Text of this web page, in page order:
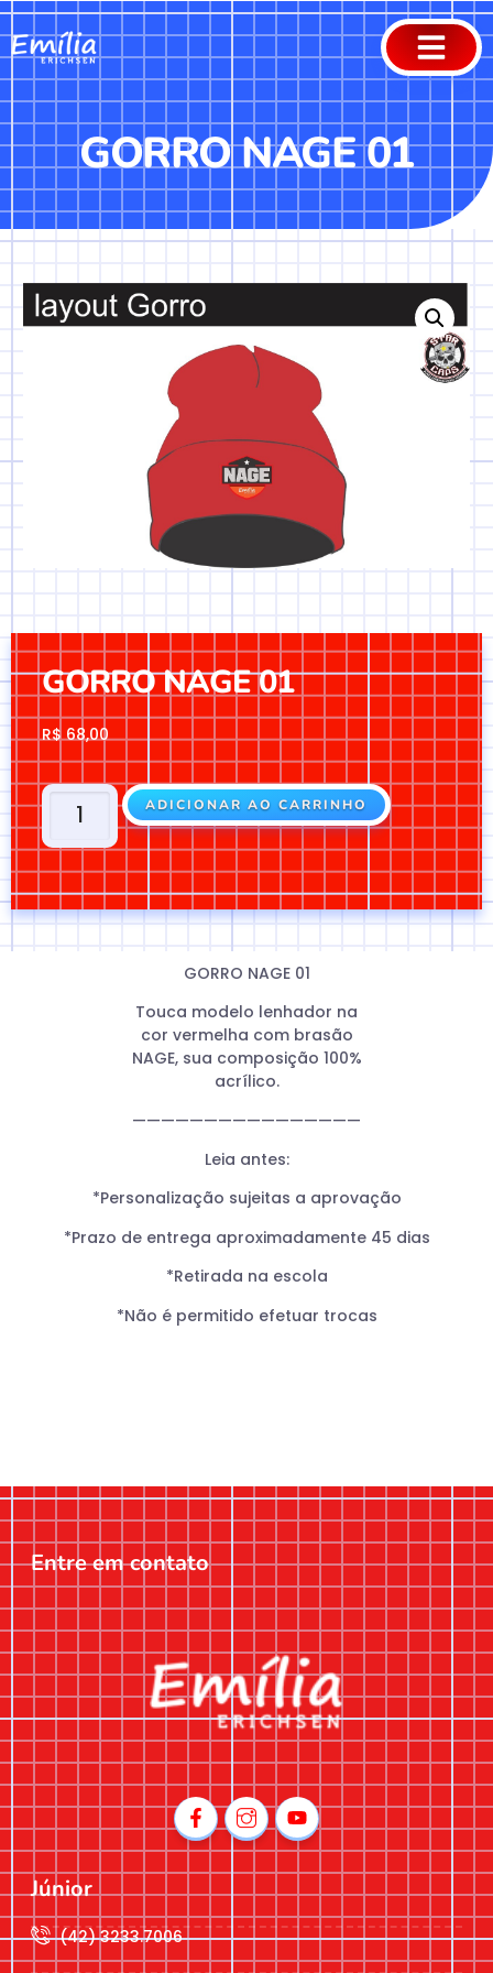
GORRO NAGE 01
GORRO NAGE 01
R$68,00
ADICIONAR AO CARRINHO
GORRO NAGE 01
Touca modelo lenhador na
cor vermelha com brasão
NAGE, sua composição 100%
acrílico.
————————————————
Leia antes:
*Personalização sujeitas a aprovação
*Prazo de entrega aproximadamente 45 dias
*Retirada na escola
*Não é permitido efetuar trocas
Entre em contato
Júnior
(42) 3233.7006